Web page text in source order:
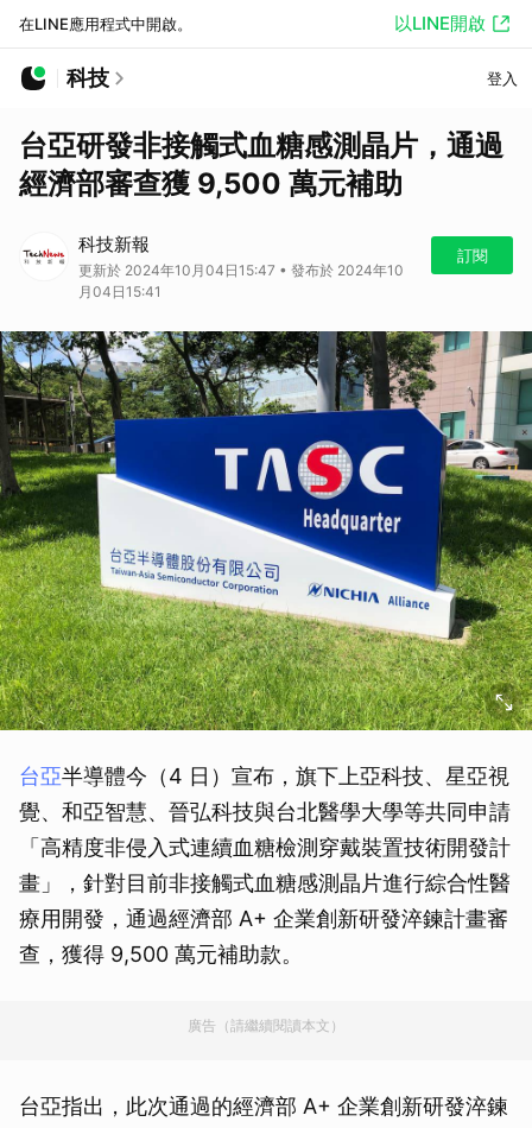
在LINE應用程式中開啟。 以LINE開啟
科技 登入
台亞研發非接觸式血糖感測晶片，通過
經濟部審查獲 9,500 萬元補助
科技新報
更新於 2024年10月04日15:47 • 發布於 2024年10
月04日15:41
訂閱
台亞半導體今（4 日）宣布，旗下上亞科技、星亞視
覺、和亞智慧、晉弘科技與台北醫學大學等共同申請
「高精度非侵入式連續血糖檢測穿戴裝置技術開發計
畫」，針對目前非接觸式血糖感測晶片進行綜合性醫
療用開發，通過經濟部 A+ 企業創新研發淬鍊計畫審
查，獲得 9,500 萬元補助款。
廣告（請繼續閱讀本文）
台亞指出，此次通過的經濟部 A+ 企業創新研發淬鍊